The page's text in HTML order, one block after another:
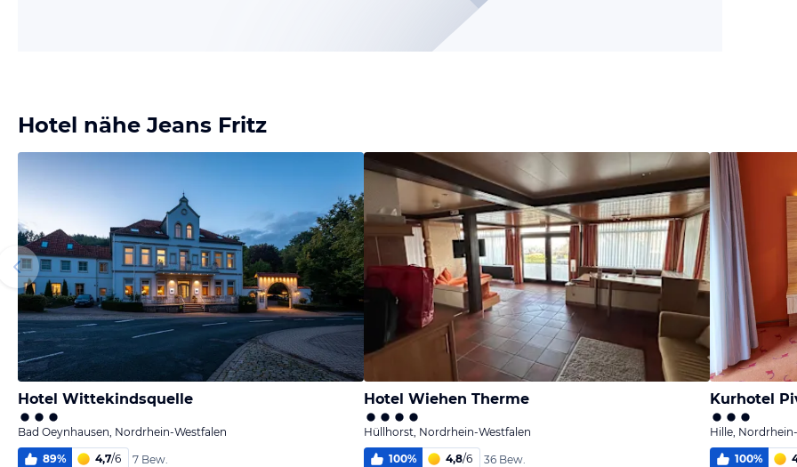
Hotel nähe Jeans Fritz
Hotel Wittekindsquelle
Bad Oeynhausen, Nordrhein-Westfalen
89% 4,7/6 7 Bew.
Hotel Wiehen Therme
Hüllhorst, Nordrhein-Westfalen
100% 4,8/6 36 Bew.
Kurhotel
Hille,
100%